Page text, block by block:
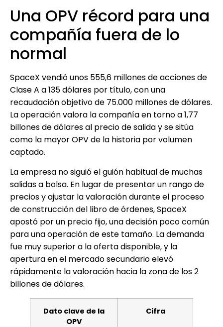
Una OPV récord para una
compañía fuera de lo
normal
SpaceX vendió unos 555,6 millones de acciones de
Clase A a 135 dólares por título, con una
recaudación objetivo de 75.000 millones de dólares.
La operación valora la compañía en torno a 1,77
billones de dólares al precio de salida y se sitúa
como la mayor OPV de la historia por volumen
captado.
La empresa no siguió el guión habitual de muchas
salidas a bolsa. En lugar de presentar un rango de
precios y ajustar la valoración durante el proceso
de construcción del libro de órdenes, SpaceX
apostó por un precio fijo, una decisión poco común
para una operación de este tamaño. La demanda
fue muy superior a la oferta disponible, y la
apertura en el mercado secundario elevó
rápidamente la valoración hacia la zona de los 2
billones de dólares.
Dato clave de la
OPV
Cifra